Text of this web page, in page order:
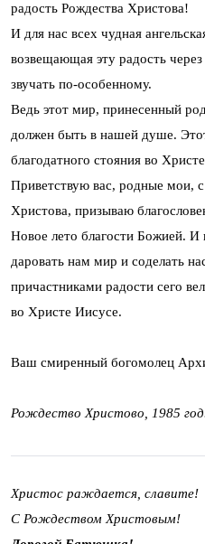
радость Рождества Христова!
И для нас всех чудная
возвещающая эту радость
звучать по-особенному.
Ведь этот мир, принесенный
должен быть в нашей душе.
благодатного стояния во
Приветствую вас, родные мои,
Христова, призываю
Новое лето благости Божией.
даровать нам мир и соделать
причастниками радости сего
во Христе Иисусе.
Ваш смиренный богомолец
Рождество Христово, 1985
Христос раждается, славите!
С Рождеством Христовым!